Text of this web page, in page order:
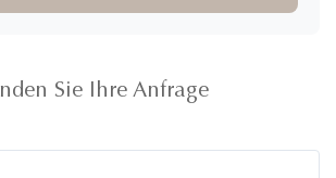
Sie Ihre Anfrage